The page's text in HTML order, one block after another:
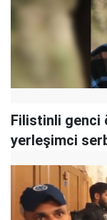
Filistinli genci
yerleşimci